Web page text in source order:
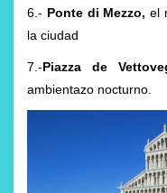
6.- Ponte di Mezzo,el
la ciudad
7.-Piazza de
ambientazo nocturno.